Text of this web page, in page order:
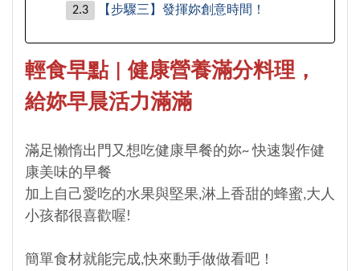
【步驟三】發揮妳創意時間！
輕食早點 | 健康營養滿分料理，
給妳早晨活力滿滿
滿足懶惰出門又想吃健康早餐的妳~ 快速製作健
康美味的早餐
加上自己愛吃的水果與堅果,淋上香甜的蜂蜜,大人
小孩都很喜歡喔!
簡單食材就能完成,快來動手做做看吧！